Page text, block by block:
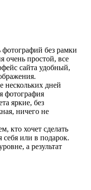
фотографий без рамки
очень простой, все
сайта удобный,
нескольких дней
фотография
яркие, без
ничего не
кто хочет сделать
или в подарок.
а результат